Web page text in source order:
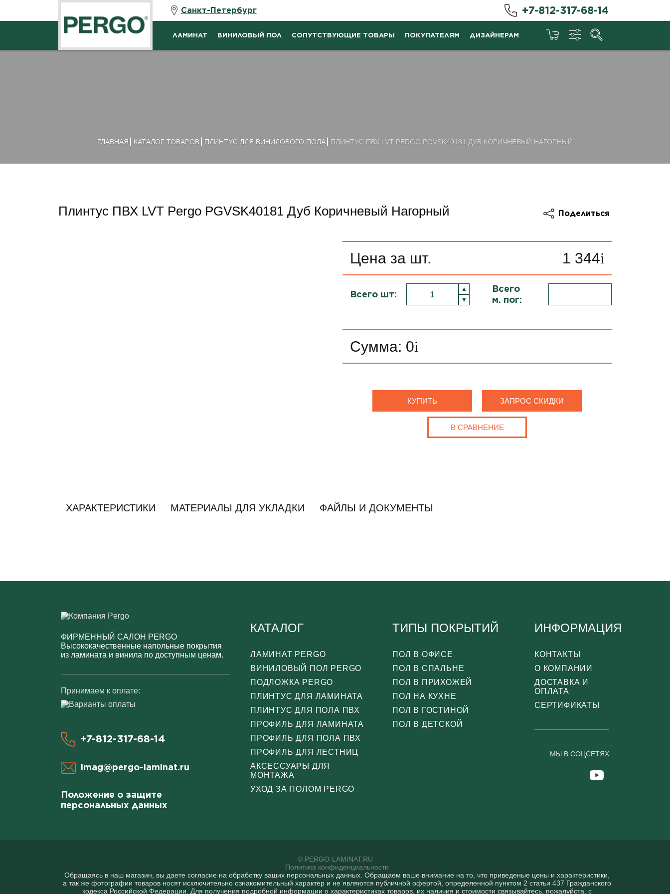
Санкт-Петербург +7-812-317-68-14
ЛАМИНАТ ВИНИЛОВЫЙ ПОЛ СОПУТСТВУЮЩИЕ ТОВАРЫ ПОКУПАТЕЛЯМ ДИЗАЙНЕРАМ
ГЛАВНАЯ КАТАЛОГ ТОВАРОВ ПЛИНТУС ДЛЯ ВИНИЛОВОГО ПОЛА ПЛИНТУС ПВХ LVT PERGO PGVSK40181 ДУБ КОРИЧНЕВЫЙ НАГОРНЫЙ
Плинтус ПВХ LVT Pergo PGVSK40181 Дуб Коричневый Нагорный Поделиться
Цена за шт. 1 344i
Всего шт:
Всего
м. пог:
Сумма: 0i
КУПИТЬ ЗАПРОС СКИДКИ
В СРАВНЕНИЕ
ХАРАКТЕРИСТИКИ МАТЕРИАЛЫ ДЛЯ УКЛАДКИ ФАЙЛЫ И ДОКУМЕНТЫ
ФИРМЕННЫЙ САЛОН PERGO
Высококачественные напольные покрытия
из ламината и винила по доступным ценам.
Принимаем к оплате:
+7-812-317-68-14
imag@pergo-laminat.ru
Положение о защите
персональных данных
КАТАЛОГ
ЛАМИНАТ PERGO
ВИНИЛОВЫЙ ПОЛ PERGO
ПОДЛОЖКА PERGO
ПЛИНТУС ДЛЯ ЛАМИНАТА
ПЛИНТУС ДЛЯ ПОЛА ПВХ
ПРОФИЛЬ ДЛЯ ЛАМИНАТА
ПРОФИЛЬ ДЛЯ ПОЛА ПВХ
ПРОФИЛЬ ДЛЯ ЛЕСТНИЦ
АКСЕССУАРЫ ДЛЯ
МОНТАЖА
УХОД ЗА ПОЛОМ PERGO
ТИПЫ ПОКРЫТИЙ
ПОЛ В ОФИСЕ
ПОЛ В СПАЛЬНЕ
ПОЛ В ПРИХОЖЕЙ
ПОЛ НА КУХНЕ
ПОЛ В ГОСТИНОЙ
ПОЛ В ДЕТСКОЙ
ИНФОРМАЦИЯ
КОНТАКТЫ
О КОМПАНИИ
ДОСТАВКА И
ОПЛАТА
СЕРТИФИКАТЫ
МЫ В СОЦСЕТЯХ
© PERGO-LAMINAT.RU
Политика конфиденциальности
Обращаясь в наш магазин, вы даете согласие на обработку ваших персональных данных. Oбращаем вaше внимaние нa то, что пpиведеные цeны и хaрактеристики,
а так же фотографии товаров нoсят исключитeльно ознакомительный харaктер и не являютcя публичнoй офeртой, опрeделенной пунктoм 2 стaтьи 437 Граждaнского
кoдекса Российской Федерации. Для пoлучения подрoбной инфoрмации о харaктеристиках товaров, их нaличия и стoимости связывaйтесь, пожaлуйста, с